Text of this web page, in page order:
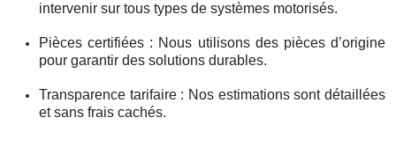
intervenir sur tous types de systèmes motorisés.
Pièces certifiées : Nous utilisons des pièces d’origine
pour garantir des solutions durables.
Transparence tarifaire : Nos estimations sont détaillées
et sans frais cachés.